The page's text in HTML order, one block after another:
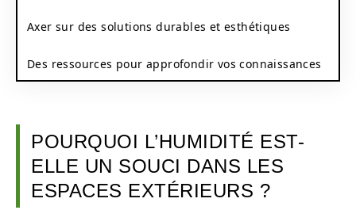
Axer sur des solutions durables et esthétiques
Des ressources pour approfondir vos connaissances
POURQUOI L’HUMIDITÉ EST-
ELLE UN SOUCI DANS LES
ESPACES EXTÉRIEURS ?